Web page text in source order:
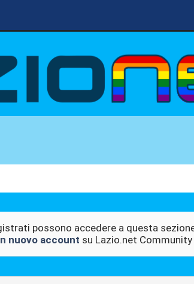
possono accedere a questa
nuovo account su Lazio.net Community